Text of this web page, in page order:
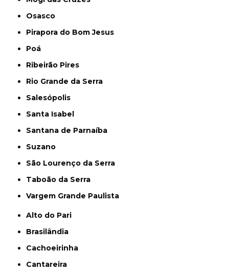
Osasco
Pirapora do Bom Jesus
Poá
Ribeirão Pires
Rio Grande da Serra
Salesópolis
Santa Isabel
Santana de Parnaíba
Suzano
São Lourenço da Serra
Taboão da Serra
Vargem Grande Paulista
Alto do Pari
Brasilândia
Cachoeirinha
Cantareira